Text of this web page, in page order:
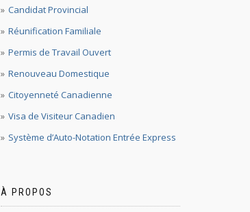
Candidat Provincial
Réunification Familiale
Permis de Travail Ouvert
Renouveau Domestique
Citoyenneté Canadienne
Visa de Visiteur Canadien
Système d’Auto-Notation Entrée Express
À PROPOS